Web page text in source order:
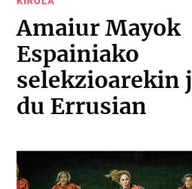
Amaiur Mayok
Espainiako
selekzioarekin
du Errusian